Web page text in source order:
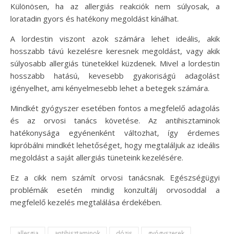
Különösen, ha az allergiás reakciók nem súlyosak, a
loratadin gyors és hatékony megoldást kínálhat.
A lordestin viszont azok számára lehet ideális, akik
hosszabb távú kezelésre keresnek megoldást, vagy akik
súlyosabb allergiás tünetekkel küzdenek. Mivel a lordestin
hosszabb hatású, kevesebb gyakoriságú adagolást
igényelhet, ami kényelmesebb lehet a betegek számára.
Mindkét gyógyszer esetében fontos a megfelelő adagolás
és az orvosi tanács követése. Az antihisztaminok
hatékonysága egyénenként változhat, így érdemes
kipróbálni mindkét lehetőséget, hogy megtaláljuk az ideális
megoldást a saját allergiás tüneteink kezelésére.
Ez a cikk nem számít orvosi tanácsnak. Egészségügyi
problémák esetén mindig konzultálj orvosoddal a
megfelelő kezelés megtalálása érdekében.